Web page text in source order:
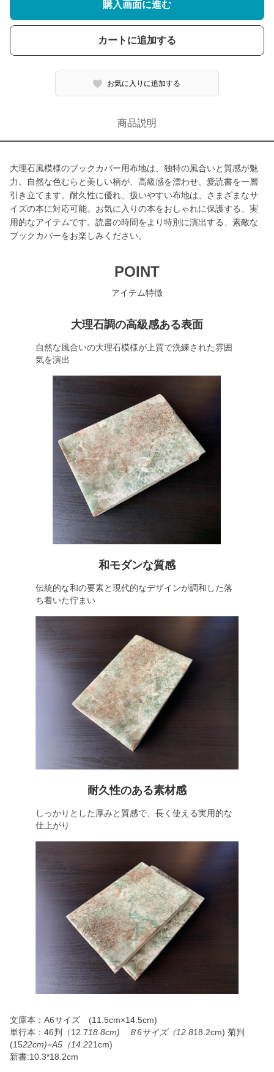
購入画面に進む
カートに追加する
お気に入りに追加する
商品説明
大理石風模様のブックカバー用布地は、独特の風合いと質感が魅
力。自然な色むらと美しい柄が、高級感を漂わせ、愛読書を一層
引き立てます。耐久性に優れ、扱いやすい布地は、さまざまなサ
イズの本に対応可能。お気に入りの本をおしゃれに保護する、実
用的なアイテムです。読書の時間をより特別に演出する、素敵な
ブックカバーをお楽しみください。
POINT
アイテム特徴
大理石調の高級感ある表面
自然な風合いの大理石模様が上質で洗練された雰囲
気を演出
和モダンな質感
伝統的な和の要素と現代的なデザインが調和した落
ち着いた佇まい
耐久性のある素材感
しっかりとした厚みと質感で、長く使える実用的な
仕上がり
文庫本：A6サイズ (11.5cm×14.5cm)
単行本：46判（12.718.8cm) Ｂ6サイズ（12.818.2cm) 菊判
(1522cm)=A5（14.221cm)
新書:10.3*18.2cm